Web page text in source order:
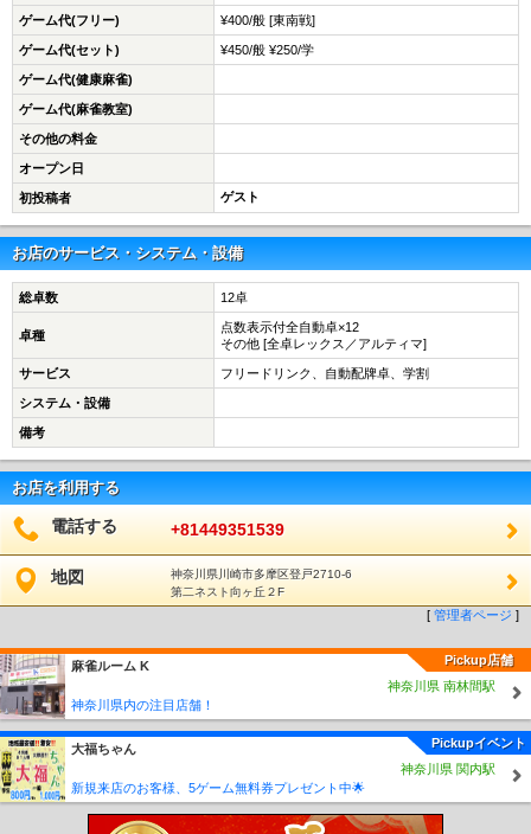
ゲーム代(フリー) ¥400/般 [東南戦]
ゲーム代(セット) ¥450/般 ¥250/学
ゲーム代(健康麻雀)
ゲーム代(麻雀教室)
その他の料金
オープン日
初投稿者 ゲスト
お店のサービス・システム・設備
総卓数 12卓
卓種
点数表示付全自動卓×12
その他 [全卓レックス／アルティマ]
サービス フリードリンク、自動配牌卓、学割
システム・設備
備考
お店を利用する
電話する +81449351539
地図
神奈川県川崎市多摩区登戸2710-6
第二ネスト向ヶ丘２F
[ 管理者ページ ]
Pickup店舗
麻雀ルーム K
神奈川県 南林間駅
神奈川県内の注目店舗！
Pickupイベント
大福ちゃん
神奈川県 関内駅
新規来店のお客様、5ゲーム無料券プレゼント中🌟